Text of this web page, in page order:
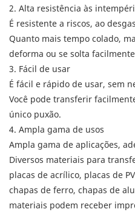
2. Alta resistência às
É resistente a riscos, ao
Quanto mais tempo colado,
deforma ou se solta
3. Fácil de usar
É fácil e rápido de usar, sem
Você pode transferir
único puxão.
4. Ampla gama de usos
Ampla gama de aplicações,
Diversos materiais para
placas de acrílico, placas de
chapas de ferro, chapas de
materiais podem receber